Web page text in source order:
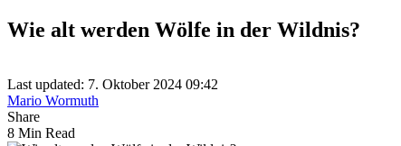
Wie alt werden Wölfe in der Wildnis?
Last updated: 7. Oktober 2024 09:42
Mario Wormuth
Share
8 Min Read